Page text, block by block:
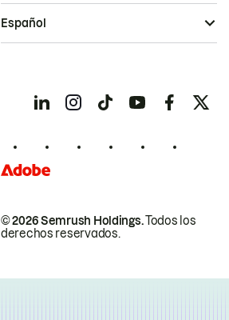
© 2026 Semrush Holdings.Todos los
derechos reservados.
Español